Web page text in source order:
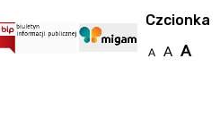
Czcionka
A A A